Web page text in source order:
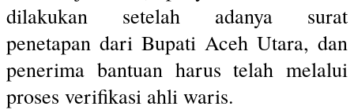
dilakukan setelah adanya surat
penetapan dari Bupati Aceh Utara, dan
penerima bantuan harus telah melalui
proses verifikasi ahli waris.